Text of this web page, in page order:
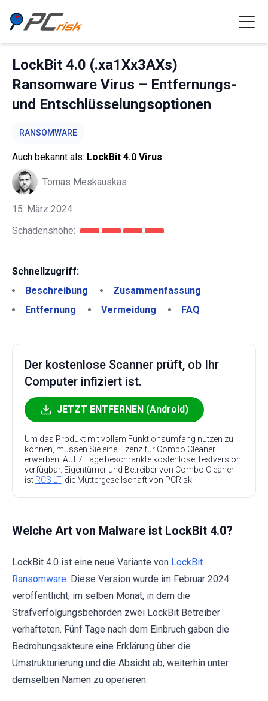
LockBit 4.0 (.xa1Xx3AXs)
Ransomware Virus – Entfernungs-
und Entschlüsselungsoptionen
RANSOMWARE
Auch bekannt als: LockBit 4.0 Virus
Tomas Meskauskas
15. März 2024
Schadenshöhe:
Schnellzugriff:
Beschreibung
Zusammenfassung
Entfernung
Vermeidung FAQ
Der kostenlose Scanner prüft, ob Ihr
Computer infiziert ist.
JETZT ENTFERNEN (Android)
Um das Produkt mit vollem Funktionsumfang nutzen zu
können, müssen Sie eine Lizenz für Combo Cleaner
erwerben. Auf 7 Tage beschränkte kostenlose Testversion
verfügbar. Eigentümer und Betreiber von Combo Cleaner
ist RCS LT, die Muttergesellschaft von PCRisk.
Welche Art von Malware ist LockBit 4.0?
LockBit 4.0 ist eine neue Variante von LockBit
Ransomware. Diese Version wurde im Februar 2024
veröffentlicht, im selben Monat, in dem die
Strafverfolgungsbehörden zwei LockBit Betreiber
verhafteten. Fünf Tage nach dem Einbruch gaben die
Bedrohungsakteure eine Erklärung über die
Umstrukturierung und die Absicht ab, weiterhin unter
demselben Namen zu operieren.